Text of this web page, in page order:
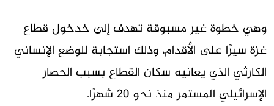
وهي خطوة غير مسبوقة تهدف إلى خدخول قطاع
غزة سيرًا على الأقدام، وذلك استجابة للوضع الإنساني
الكارثي الذي يعانيه سكان القطاع بسبب الحصار
الإسرائيلي المستمر منذ نحو 20 شهرًا.